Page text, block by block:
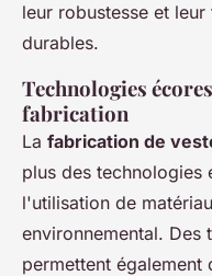
leur robustesse et
durables.
Technologies
fabrication
La fabrication de
plus des technologies
l'utilisation de
environnemental. Des
permettent